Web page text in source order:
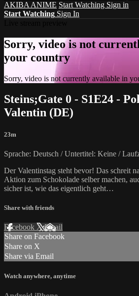
AKIBA ANIME Start Watching Sign in
Start Watching Sign In
Sorry, video is not
your country
Sorry, video is not currently available in
Steins;Gate 0 - S1E24 -
Valentin (DE)
23m
Sprache: Deutsch / Untertitel: Keine /
Der Valentinstag steht bevor! Das schreit
Aktion zum Schokolade selber machen,
sicher ist, wie das eigentlich geht…
Share with friends
Facebook XEmail
Share on Facebook
Share on X
Share via Email
Watch anywhere, anytime